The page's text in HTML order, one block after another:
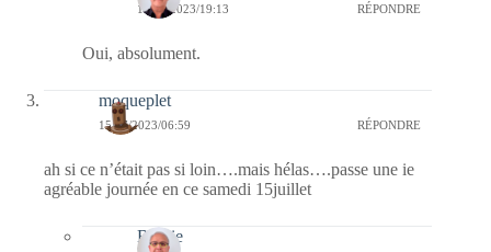
16/07/2023/19:13 RÉPONDRE
Oui, absolument.
moqueplet
15/07/2023/06:59 RÉPONDRE
ah si ce n’était pas si loin….mais hélas….passe une ie
agréable journée en ce samedi 15juillet
Bernie